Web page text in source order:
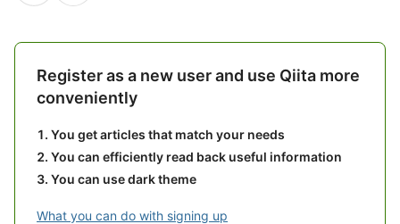
Register as a new user and use Qiita more
conveniently
You get articles that match your needs
You can efficiently read back useful information
You can use dark theme
What you can do with signing up